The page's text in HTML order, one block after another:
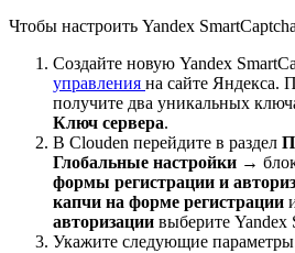
Чтобы настроить Yandex
Создайте новую Yandex
управления на сайте Яндекса.
получите два уникальных
Ключ сервера.
В Clouden перейдите в раздел
Глобальные настройки →
формы регистрации и
капчи на форме регистрации
авторизации выберите Yandex
Укажите следующие